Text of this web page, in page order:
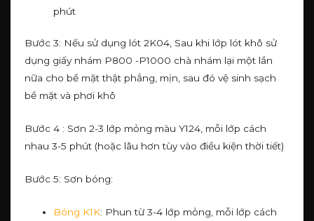
phút
Bước 3: Nếu sử dụng lót 2K04, Sau khi lớp lót khô sử
dụng giấy nhám P800 -P1000 chà nhám lại một lần
nữa cho bề mặt thật phẳng, mịn, sau đó vệ sinh sạch
bề mặt và phơi khô
Bước 4 : Sơn 2-3 lớp mỏng màu Y124, mỗi lớp cách
nhau 3-5 phút (hoặc lâu hơn tùy vào điều kiện thời tiết)
Bước 5: Sơn bóng:
Bóng K1K: Phun từ 3-4 lớp mỏng, mỗi lớp cách